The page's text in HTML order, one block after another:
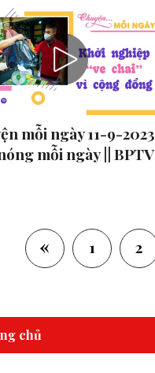
mỗi ngày 11-9-2023
mỗi ngày || BPTV
« 1 2
chủ